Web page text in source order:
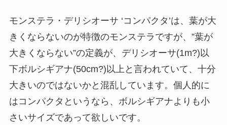
モンステラ・デリシオーサ ‘コンパクタ’は、葉が大
きくならないのが特徴のモンステラですが、”葉が
大きくならない”の定義が、デリシオーサ(1m?)以
下ボルシギアナ(50cm?)以上と言われていて、十分
大きいのではないかと混乱しています。個人的に
はコンパクタというなら、ボルシギアナよりも小
さいサイズであって欲しいです。